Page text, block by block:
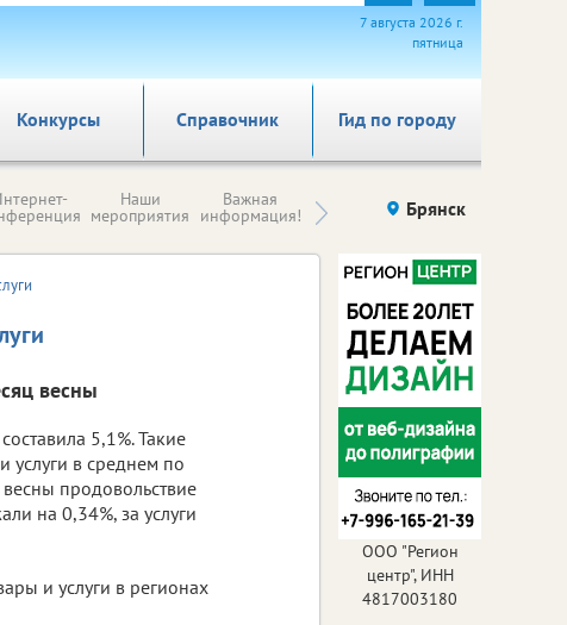
7 августа 2026 г.
пятница
Справочник Гид по городу
Конкурсы
Наши
мероприятия
Важная
информация! Происшествия Здоровье
Брянск
весны
5,1%. Такие
услуги в среднем по
продовольствие
на 0,34%, за услуги
и услуги в регионах
ООО "Регион
центр", ИНН
4817003180